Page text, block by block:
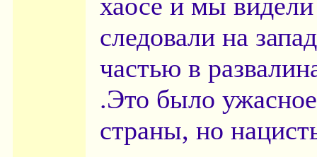
следовали на
частью в
.Это было
страны, но